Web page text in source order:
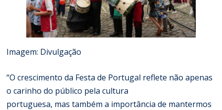
Imagem: Divulgação
“O crescimento da Festa de Portugal reflete não apenas
o carinho do público pela cultura
portuguesa, mas também a importância de mantermos